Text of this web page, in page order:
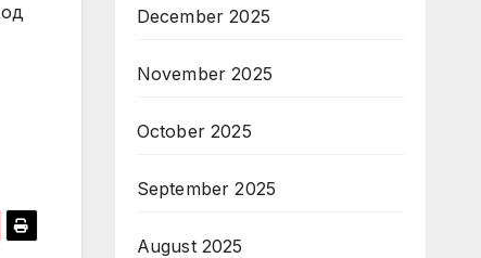
December 2025
November 2025
October 2025
September 2025
August 2025